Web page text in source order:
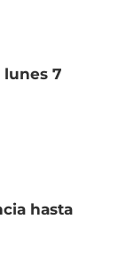
lunes 7
hasta